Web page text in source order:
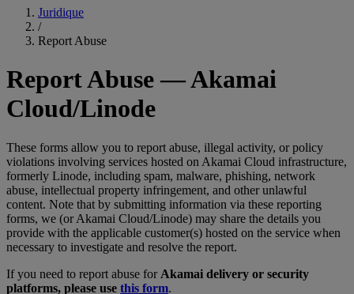
Juridique
/
Report Abuse
Report Abuse — Akamai
Cloud/Linode
These forms allow you to report abuse, illegal activity, or policy
violations involving services hosted on Akamai Cloud infrastructure,
formerly Linode, including spam, malware, phishing, network
abuse, intellectual property infringement, and other unlawful
content. Note that by submitting information via these reporting
forms, we (or Akamai Cloud/Linode) may share the details you
provide with the applicable customer(s) hosted on the service when
necessary to investigate and resolve the report.
If you need to report abuse for Akamai delivery or security
platforms, please use this form.